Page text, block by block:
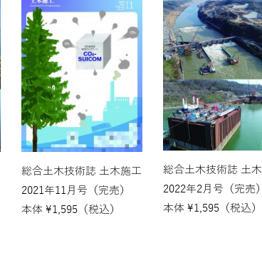
総合土木技術誌 土木施工
2021年11月号（完売）
本体 ¥1,595 （税込）
総合土木技術誌 土
2022年2月号（完売）
本体 ¥1,595 （税込）